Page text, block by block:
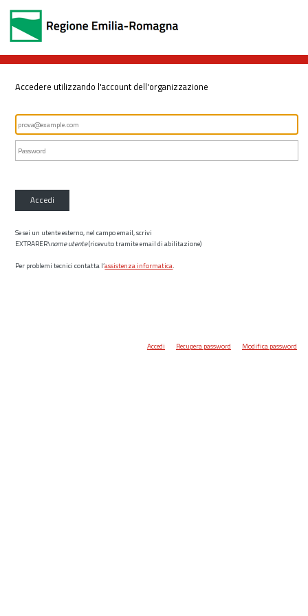
Accedere utilizzando l'account dell'organizzazione
Accedi
Se sei un utente esterno, nel campo email, scrivi
EXTRARER\nome utente(ricevuto tramite email di abilitazione)
Per problemi tecnici contatta l’assistenza informatica.
Accedi Recupera password Modifica password